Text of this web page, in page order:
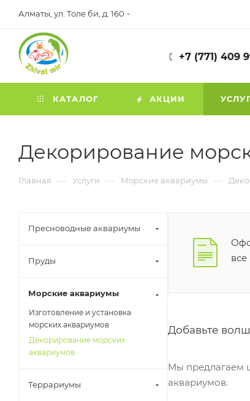
Алматы, ул. Толе би, д. 160
+7 (771) 409
КАТАЛОГ АКЦИИ
Декорирование
Главная — Услуги — Морские аквариумы —
Добавьте
Мы предлагаем
аквариумов.
Пресноводные аквариумы
Пруды
Морские аквариумы
Изготовление и установка
морских аквариумов
Декорирование морских
аквариумов
Террариумы